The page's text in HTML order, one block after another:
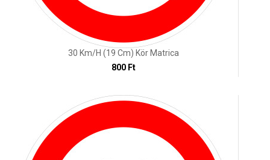
30 Km/h (19 Cm) Kör Matrica
800 Ft